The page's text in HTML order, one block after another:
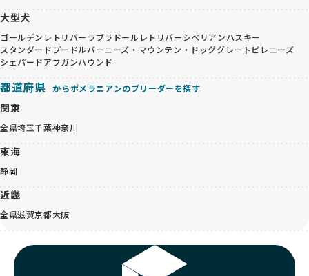
大型犬
ゴールデンレトリバー ラブラドールレトリバーシベリアンハスキー
スタンダードプードルバーニーズ・マウンテン・ドッググレートピレニーズ
シェパードアフガンハウンド
都道府県 からポメラニアンのブリーダーを探す
関東
全県埼玉千葉神奈川
東海
静岡
近畿
全県滋賀京都大阪